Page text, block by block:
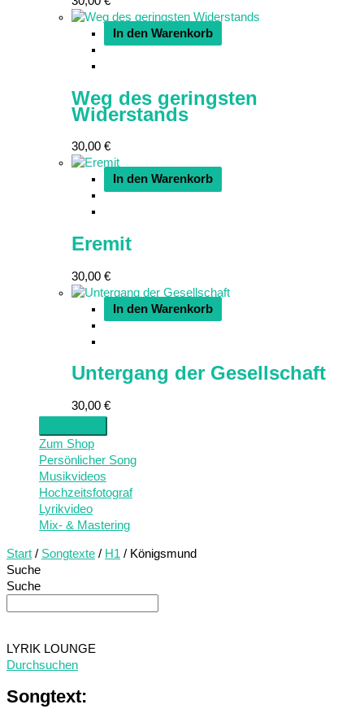
In den Warenkorb
Weg des geringsten
Widerstands
30,00 €
In den Warenkorb
Eremit
30,00 €
In den Warenkorb
Untergang der Gesellschaft
30,00 €
Zum Shop
Persönlicher Song
Musikvideos
Hochzeitsfotograf
Lyrikvideo
Mix- & Mastering
Start / Songtexte / H1 / Königsmund
Suche
Suche
LYRIK LOUNGE
Durchsuchen
Songtext: